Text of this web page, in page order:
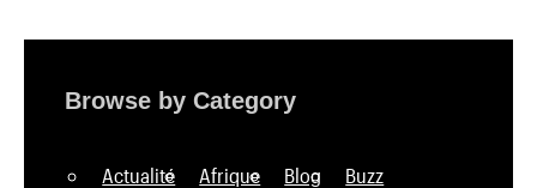
Browse by Category
Actualité Afrique Blog Buzz